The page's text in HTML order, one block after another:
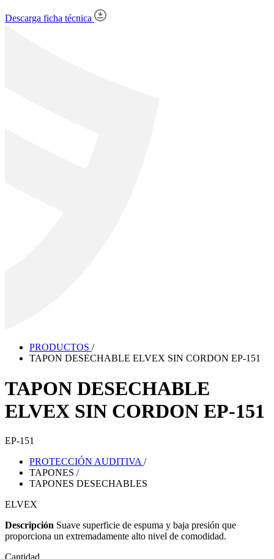
Descarga ficha técnica
PRODUCTOS /
TAPON DESECHABLE ELVEX SIN CORDON EP-151
TAPON DESECHABLE
ELVEX SIN CORDON EP-151
EP-151
PROTECCIÓN AUDITIVA /
TAPONES /
TAPONES DESECHABLES
ELVEX
Descripción Suave superficie de espuma y baja presión que
proporciona un extremadamente alto nivel de comodidad.